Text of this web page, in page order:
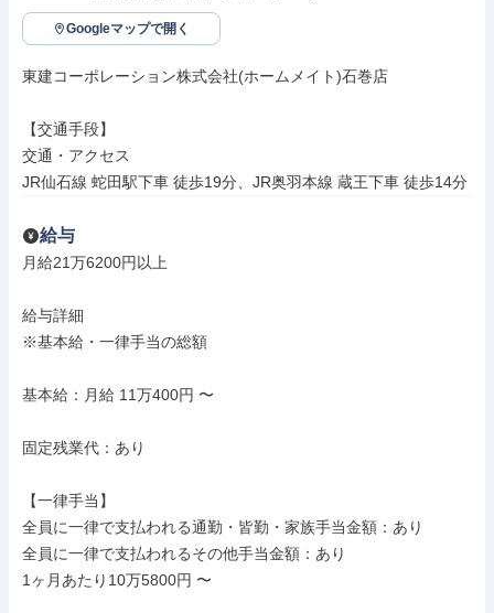
Googleマップで開く
東建コーポレーション株式会社(ホームメイト)石巻店
【交通手段】
交通・アクセス
JR仙石線 蛇田駅下車 徒歩19分、JR奥羽本線 蔵王下車 徒歩14分
給与
月給21万6200円以上
給与詳細
※基本給・一律手当の総額
基本給：月給 11万400円 〜
固定残業代：あり
【一律手当】
全員に一律で支払われる通勤・皆勤・家族手当金額：あり
全員に一律で支払われるその他手当金額：あり
1ヶ月あたり10万5800円 〜